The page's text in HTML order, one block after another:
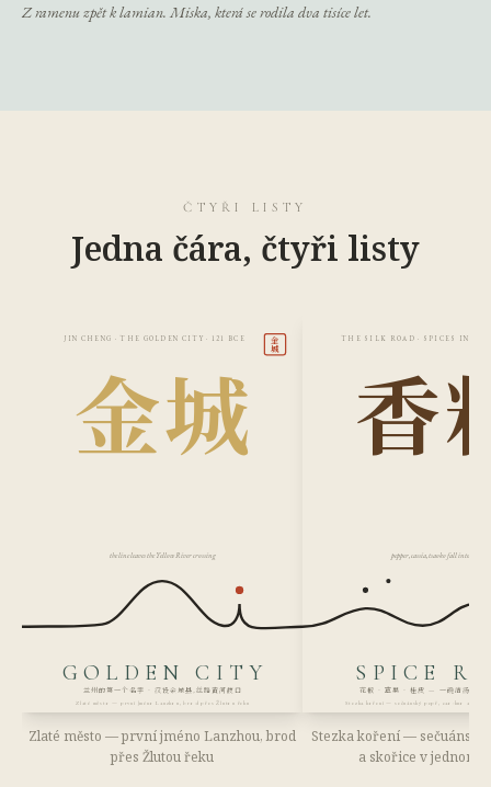
Z ramenu zpět k lamian. Miska, která se rodila dva tisíce let.
ČTYŘI LISTY
Jedna čára, čtyři listy
JIN CHENG · THE GOLDEN CITY · 121 BCE
金城
the line leaves the Yellow River crossing
GOLDEN CITY
兰州的第一个名字 · 汉设金城县,丝路黄河渡口
Zlaté město — první jméno Lanzhou, brod přes Žlutou řeku
金
城
Zlaté město — první jméno Lanzhou, brod
přes Žlutou řeku
THE SILK ROAD · SPICES IN
香
pepper, cassia, tsaoko fall into the
SPICE
花椒 · 草果 · 桂皮 — 一碗清汤,半部
Stezka koření — sečuánský pepř, cao-kuo a
Stezka koření — sečuánský
a skořice v jednom